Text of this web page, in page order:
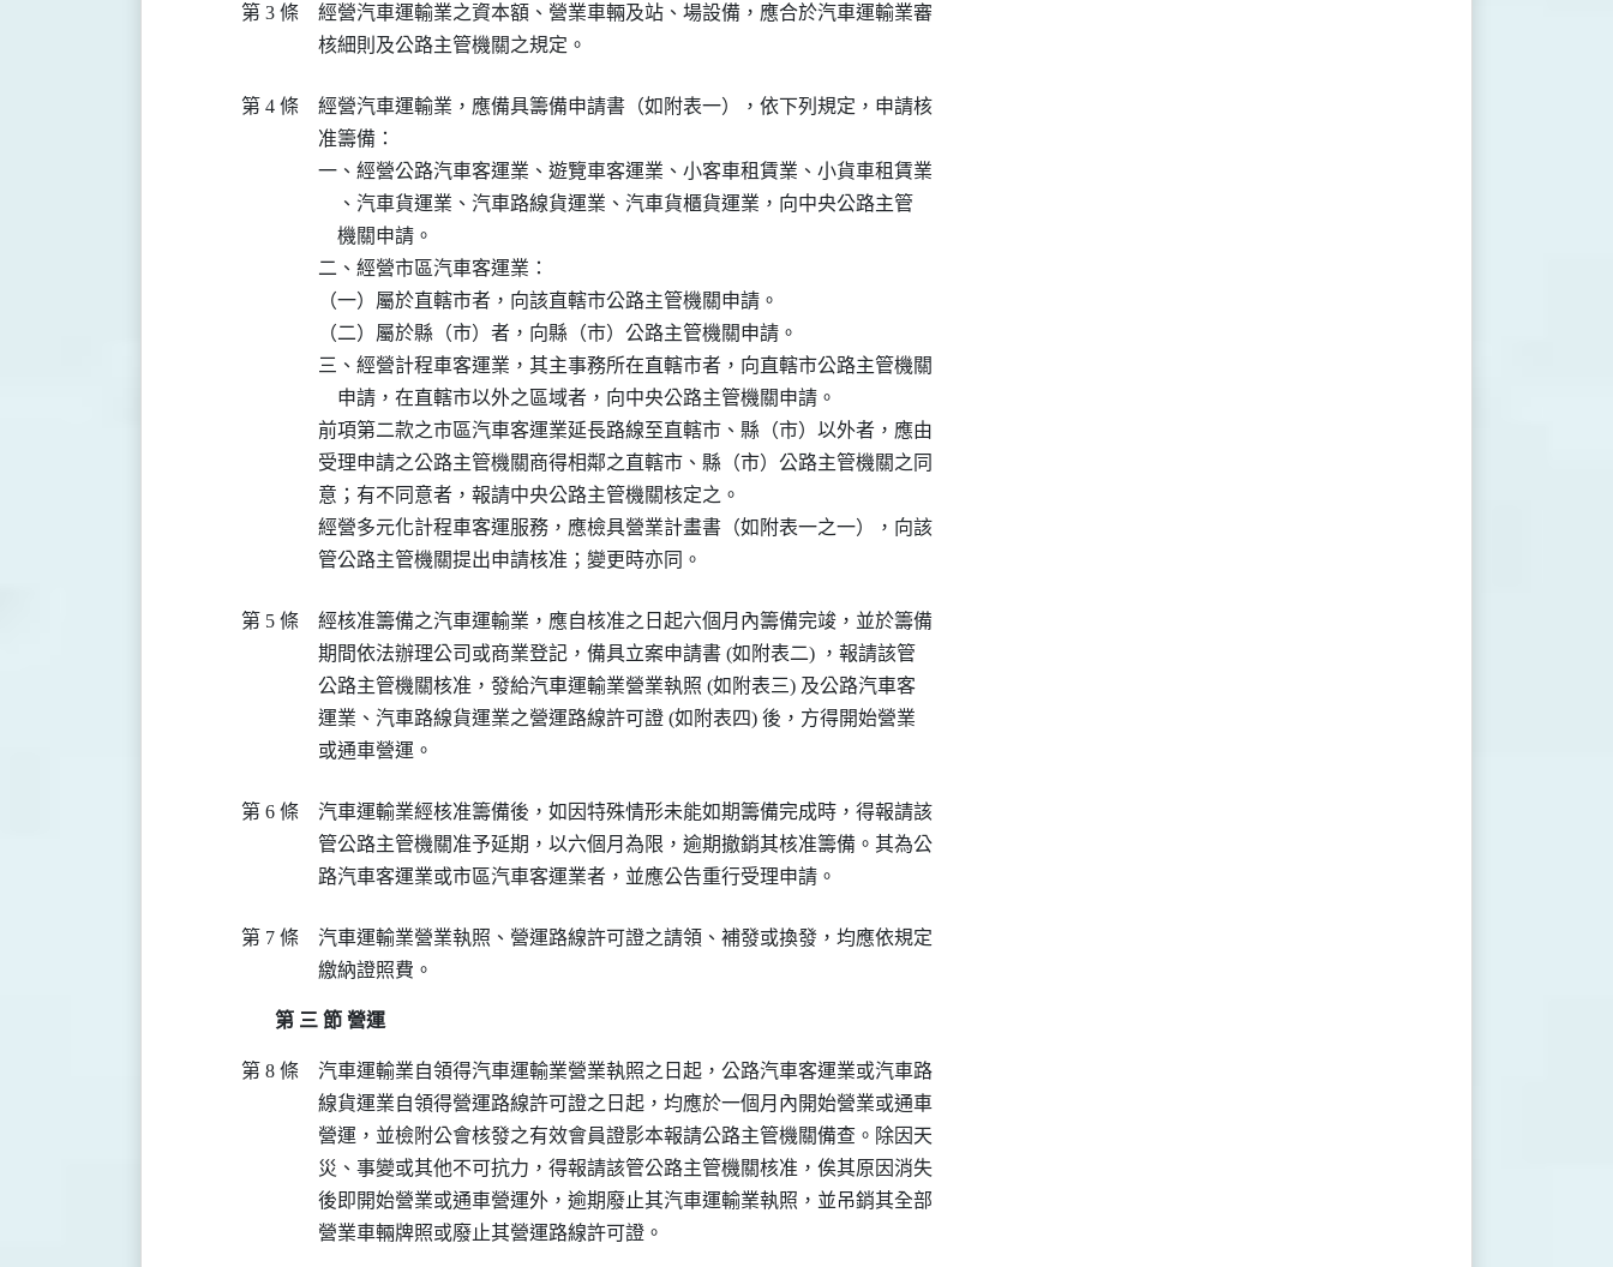
第 3 條
經營汽車運輸業之資本額、營業車輛及站、場設備，應合於汽車運輸業審
核細則及公路主管機關之規定。
第 4 條
經營汽車運輸業，應備具籌備申請書（如附表一），依下列規定，申請核
准籌備：
一、經營公路汽車客運業、遊覽車客運業、小客車租賃業、小貨車租賃業
    、汽車貨運業、汽車路線貨運業、汽車貨櫃貨運業，向中央公路主管
    機關申請。
二、經營市區汽車客運業：
（一）屬於直轄市者，向該直轄市公路主管機關申請。
（二）屬於縣（市）者，向縣（市）公路主管機關申請。
三、經營計程車客運業，其主事務所在直轄市者，向直轄市公路主管機關
    申請，在直轄市以外之區域者，向中央公路主管機關申請。
前項第二款之市區汽車客運業延長路線至直轄市、縣（市）以外者，應由
受理申請之公路主管機關商得相鄰之直轄市、縣（市）公路主管機關之同
意；有不同意者，報請中央公路主管機關核定之。
經營多元化計程車客運服務，應檢具營業計畫書（如附表一之一），向該
管公路主管機關提出申請核准；變更時亦同。
第 5 條
經核准籌備之汽車運輸業，應自核准之日起六個月內籌備完竣，並於籌備
期間依法辦理公司或商業登記，備具立案申請書 (如附表二) ，報請該管
公路主管機關核准，發給汽車運輸業營業執照 (如附表三) 及公路汽車客
運業、汽車路線貨運業之營運路線許可證 (如附表四) 後，方得開始營業
或通車營運。
第 6 條
汽車運輸業經核准籌備後，如因特殊情形未能如期籌備完成時，得報請該
管公路主管機關准予延期，以六個月為限，逾期撤銷其核准籌備。其為公
路汽車客運業或市區汽車客運業者，並應公告重行受理申請。
第 7 條
汽車運輸業營業執照、營運路線許可證之請領、補發或換發，均應依規定
繳納證照費。
第 三 節 營運
第 8 條
汽車運輸業自領得汽車運輸業營業執照之日起，公路汽車客運業或汽車路
線貨運業自領得營運路線許可證之日起，均應於一個月內開始營業或通車
營運，並檢附公會核發之有效會員證影本報請公路主管機關備查。除因天
災、事變或其他不可抗力，得報請該管公路主管機關核准，俟其原因消失
後即開始營業或通車營運外，逾期廢止其汽車運輸業執照，並吊銷其全部
營業車輛牌照或廢止其營運路線許可證。